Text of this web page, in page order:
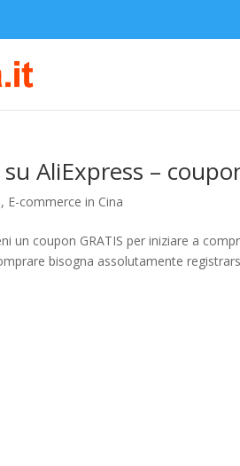
AliExpress –
, E-commerce in Cina
un coupon GRATIS per iniziare a
bisogna assolutamente